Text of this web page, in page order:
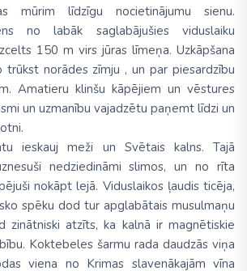
mūrim līdzīgu nocietinājumu sienu.
no labāk saglabājušies viduslaiku
150 m virs jūras līmeņa. Uzkāpšana
norādes zīmju , un par piesardzību
Amatieru klinšu kāpējiem un vēstures
un uzmanību vajadzētu paņemt līdzi un
ieskauj meži un Svētais kalns. Tajā
nedziedināmi slimos, un no rīta
nokāpt lejā. Viduslaikos ļaudis ticēja,
spēku dod tur apglabātais musulmaņu
zinātniski atzīts, ka kalnā ir magnētiskie
Koktebeles šarmu rada daudzās viņa
viena no Krimas slavenākajām vīna